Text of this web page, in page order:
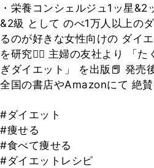
・栄養コンシェルジュ1ッ星&2
&2級 として のべ1万人以上の
るのが好きな女性向けの ダイ
を研究👨‍⚕️ 主婦の友社より 「
ぎダイエット」 を出版📕 発売
全国の書店やAmazonにて 絶
#ダイエット
#痩せる
#食べて痩せる
#ダイエットレシピ